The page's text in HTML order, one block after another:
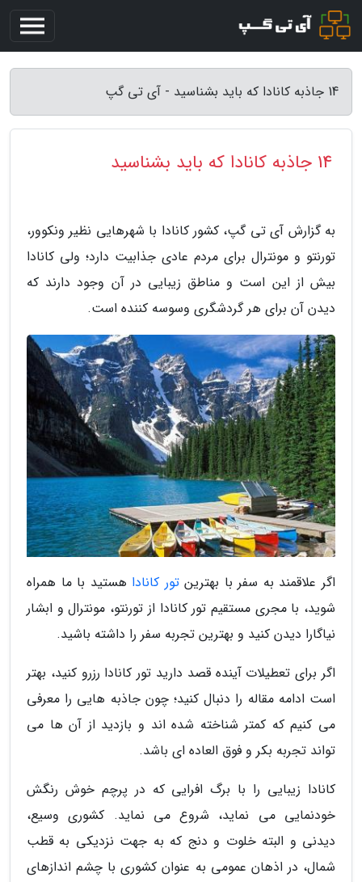
14 جاذبه کانادا که باید بشناسید - آی تی گپ
14 جاذبه کانادا که باید بشناسید
به گزارش آی تی گپ، کشور کانادا با شهرهایی نظیر ونکوور،
تورنتو و مونترال برای مردم عادی جذابیت دارد؛ ولی کانادا
بیش از این است و مناطق زیبایی در آن وجود دارند که
دیدن آن برای هر گردشگری وسوسه کننده است.
اگر علاقمند به سفر با بهترینتور کانادا هستید با ما همراه
شوید، با مجری مستقیم تور کانادا از تورنتو، مونترال و ابشار
نیاگارا دیدن کنید و بهترین تجربه سفر را داشته باشید.
اگر برای تعطیلات آینده قصد دارید تور کانادا رزرو کنید، بهتر
است ادامه مقاله را دنبال کنید؛ چون جاذبه هایی را معرفی
می کنیم که کمتر شناخته شده اند و بازدید از آن ها می
تواند تجربه بکر و فوق العاده ای باشد.
کانادا زیبایی را با برگ افرایی که در پرچم خوش رنگش
خودنمایی می نماید، شروع می نماید. کشوری وسیع،
دیدنی و البته خلوت و دنج که به جهت نزدیکی به قطب
شمال، در اذهان عمومی به عنوان کشوری با چشم اندازهای